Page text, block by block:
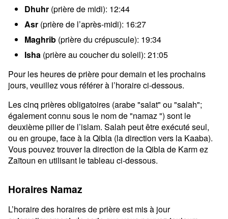
Dhuhr (prière de midi): 12:44
Asr (prière de l’après-midi): 16:27
Maghrib (prière du crépuscule): 19:34
Isha (prière au coucher du soleil): 21:05
Pour les heures de prière pour demain et les prochains
jours, veuillez vous référer à l’horaire ci-dessous.
Les cinq prières obligatoires (arabe "salat" ou "salah";
également connu sous le nom de "namaz ") sont le
deuxième pilier de l’islam. Salah peut être exécuté seul,
ou en groupe, face à la Qibla (la direction vers la Kaaba).
Vous pouvez trouver la direction de la Qibla de Karm ez
Zaïtoun en utilisant le tableau ci-dessous.
Horaires Namaz
L’horaire des horaires de prière est mis à jour